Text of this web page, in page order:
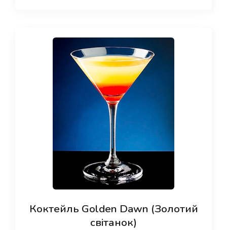
Коктейль Golden Dawn (Золотий
світанок)